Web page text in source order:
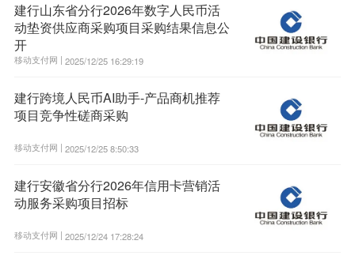
建行山东省分行2026年数字人民币活
动垫资供应商采购项目采购结果信息公
开
移动支付网 | 2025/12/25 16:29:19
建行跨境人民币AI助手-产品商机推荐
项目竞争性磋商采购
移动支付网 | 2025/12/25 8:50:33
建行安徽省分行2026年信用卡营销活
动服务采购项目招标
移动支付网 | 2025/12/24 17:28:24